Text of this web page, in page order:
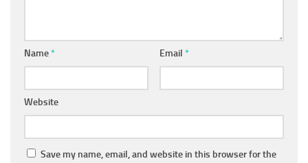
Name* Email *
Website
Save my name, email, and website in this browser for the